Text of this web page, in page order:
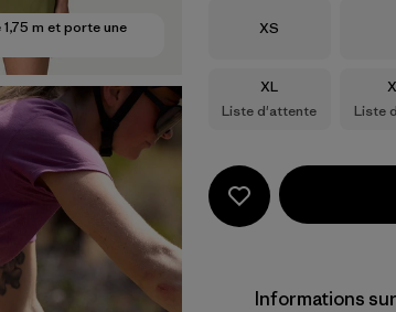
m et porte une
Taille
XS
Taille
XL
Liste d'attente
Liste
Informations